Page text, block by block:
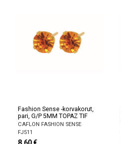
Fashion Sense -korvakorut,
pari, G/P 5MM TOPAZ TIF
CAFLON FASHION SENSE
FJ511
8,60 €